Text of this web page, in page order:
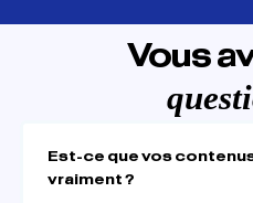
Vous
Est-ce que vos
vraiment ?